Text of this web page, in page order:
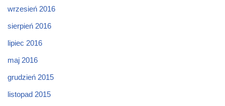
wrzesień 2016
sierpień 2016
lipiec 2016
maj 2016
grudzień 2015
listopad 2015